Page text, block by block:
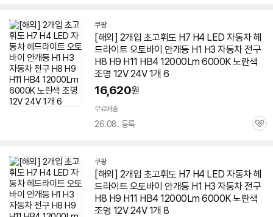
쿠팡
[해외] 2개입 초고휘도 H7 H4 LED 자동차 헤
드라이트 오토바이 안개등 H1 H3 자동차 전구
H8 H9 H11 HB4 12000Lm 6000K 노란색
조명 12V 24V 1개 6
16,620원
무료배송
26.08. 등록
관
쿠팡
[해외] 2개입 초고휘도 H7 H4 LED 자동차 헤
드라이트 오토바이 안개등 H1 H3 자동차 전구
H8 H9 H11 HB4 12000Lm 6000K 노란색
조명 12V 24V 1개 8